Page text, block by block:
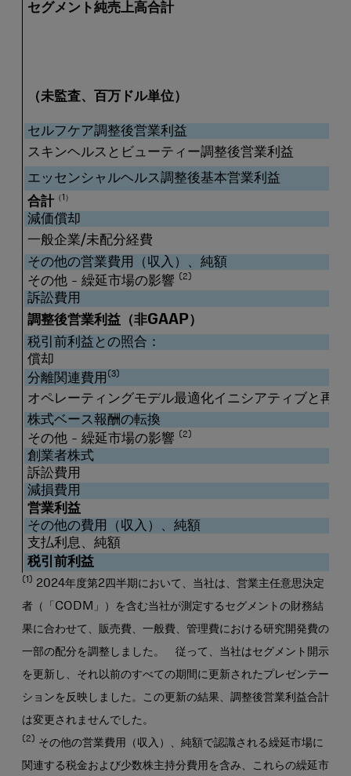
セグメント純売上高合計
（未監査、百万ドル単位）
セルフケア調整後営業利益
スキンヘルスとビューティー調整後営業利益
エッセンシャルヘルス調整後基本営業利益
合計（1）
減価償却
一般企業/未配分経費
その他の営業費用（収入）、純額
その他 - 繰延市場の影響
(2)
訴訟費用
調整後営業利益（非GAAP）
税引前利益との照合：
償却
分離関連費用 (3)
オペレーティングモデル最適化イニシアティブと再編
株式ベース報酬の転換
その他 - 繰延市場の影響
(2)
創業者株式
訴訟費用
減損費用
営業利益
その他の費用（収入）、純額
支払利息、純額
税引前利益
(1) 2024年度第2四半期において、当社は、営業主任意思決定
者（「CODM」）を含む当社が測定するセグメントの財務結
果に合わせて、販売費、一般費、管理費における研究開発費の
一部の配分を調整しました。 従って、当社はセグメント開示
を更新し、それ以前のすべての期間に更新されたプレゼンテー
ションを反映しました。この更新の結果、調整後営業利益合計
は変更されませんでした。
(2) その他の営業費用（収入）、純額で認識される繰延市場に
関連する税金および少数株主持分費用を含み、これらの繰延市